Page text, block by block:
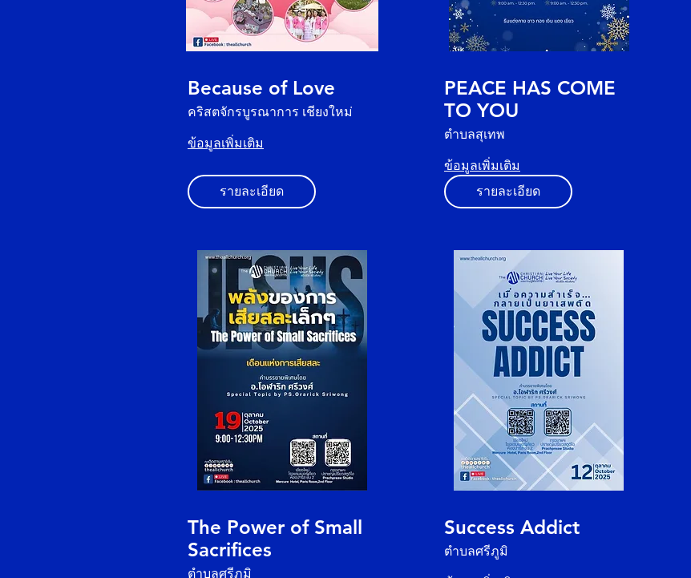
Because of Love
คริสตจักรบูรณาการ เชียงใหม่
ข้อมูลเพิ่มเติม
รายละเอียด
PEACE HAS COME
TO YOU
ตำบลสุเทพ
ข้อมูลเพิ่มเติม
รายละเอียด
The Power of Small
Sacrifices
ตำบลศรีภูมิ
Success Addict
ตำบลศรีภูมิ